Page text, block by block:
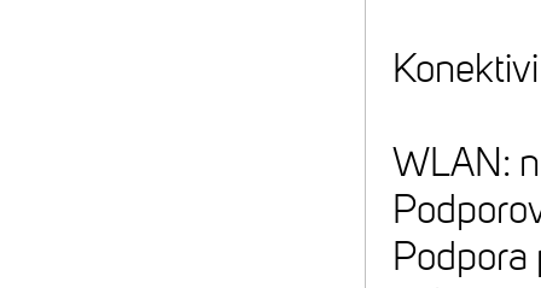
WLAN:
Podpora